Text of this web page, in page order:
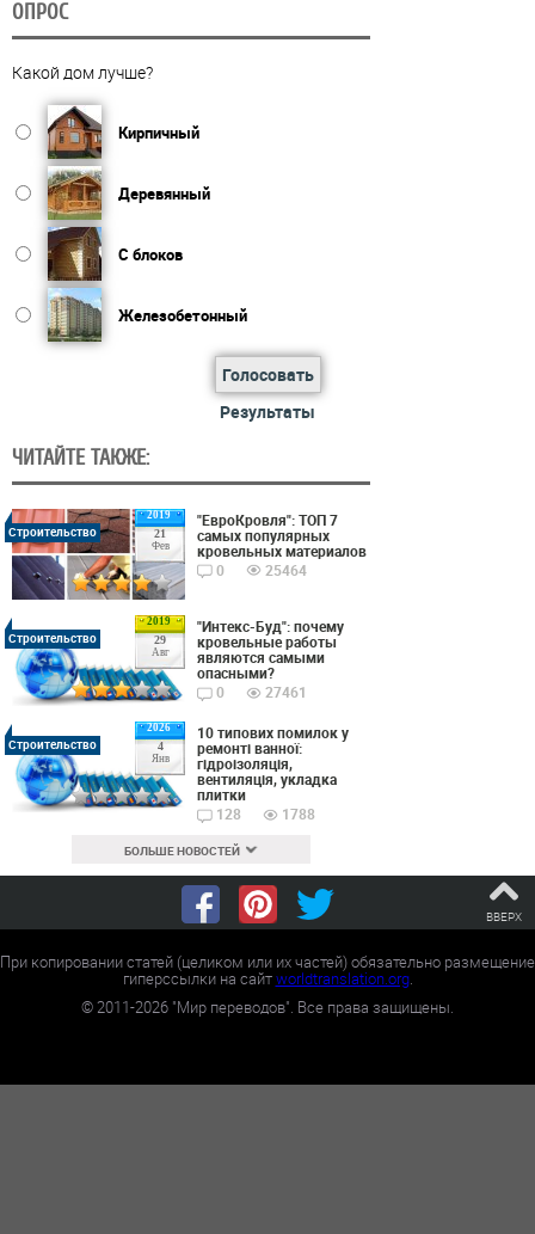
ОПРОС
Какой дом лучше?
Кирпичный
Деревянный
С блоков
Железобетонный
Голосовать
Результаты
ЧИТАЙТЕ ТАКЖЕ:
2019
21
Фев
Строительство
"ЕвроКровля": ТОП 7
самых популярных
кровельных материалов
0
25464
2019
29
Авг
Строительство
"Интекс-Буд": почему
кровельные работы
являются самыми
опасными?
0
27461
2026
4
Янв
Строительство
10 типових помилок у
ремонті ванної:
гідроізоляція,
вентиляція, укладка
плитки
128
1788
БОЛЬШЕ НОВОСТЕЙ
ВВЕРХ
При копировании статей (целиком или их частей) обязательно размещение
гиперссылки на сайтworldtranslation.org.
©2011-2026 "Мир переводов". Все права защищены.